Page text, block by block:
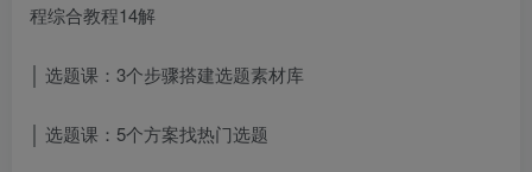
程综合教程14解
│ 选题课：3个步骤搭建选题素材库
│ 选题课：5个方案找热门选题